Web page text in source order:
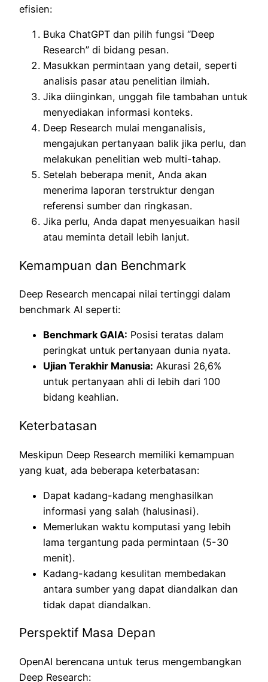
efisien:
Buka ChatGPT dan pilih fungsi “Deep
Research” di bidang pesan.
Masukkan permintaan yang detail, seperti
analisis pasar atau penelitian ilmiah.
Jika diinginkan, unggah file tambahan untuk
menyediakan informasi konteks.
Deep Research mulai menganalisis,
mengajukan pertanyaan balik jika perlu, dan
melakukan penelitian web multi-tahap.
Setelah beberapa menit, Anda akan
menerima laporan terstruktur dengan
referensi sumber dan ringkasan.
Jika perlu, Anda dapat menyesuaikan hasil
atau meminta detail lebih lanjut.
Kemampuan dan Benchmark
Deep Research mencapai nilai tertinggi dalam
benchmark AI seperti:
Benchmark GAIA: Posisi teratas dalam
peringkat untuk pertanyaan dunia nyata.
Ujian Terakhir Manusia: Akurasi 26,6%
untuk pertanyaan ahli di lebih dari 100
bidang keahlian.
Keterbatasan
Meskipun Deep Research memiliki kemampuan
yang kuat, ada beberapa keterbatasan:
Dapat kadang-kadang menghasilkan
informasi yang salah (halusinasi).
Memerlukan waktu komputasi yang lebih
lama tergantung pada permintaan (5-30
menit).
Kadang-kadang kesulitan membedakan
antara sumber yang dapat diandalkan dan
tidak dapat diandalkan.
Perspektif Masa Depan
OpenAI berencana untuk terus mengembangkan
Deep Research: